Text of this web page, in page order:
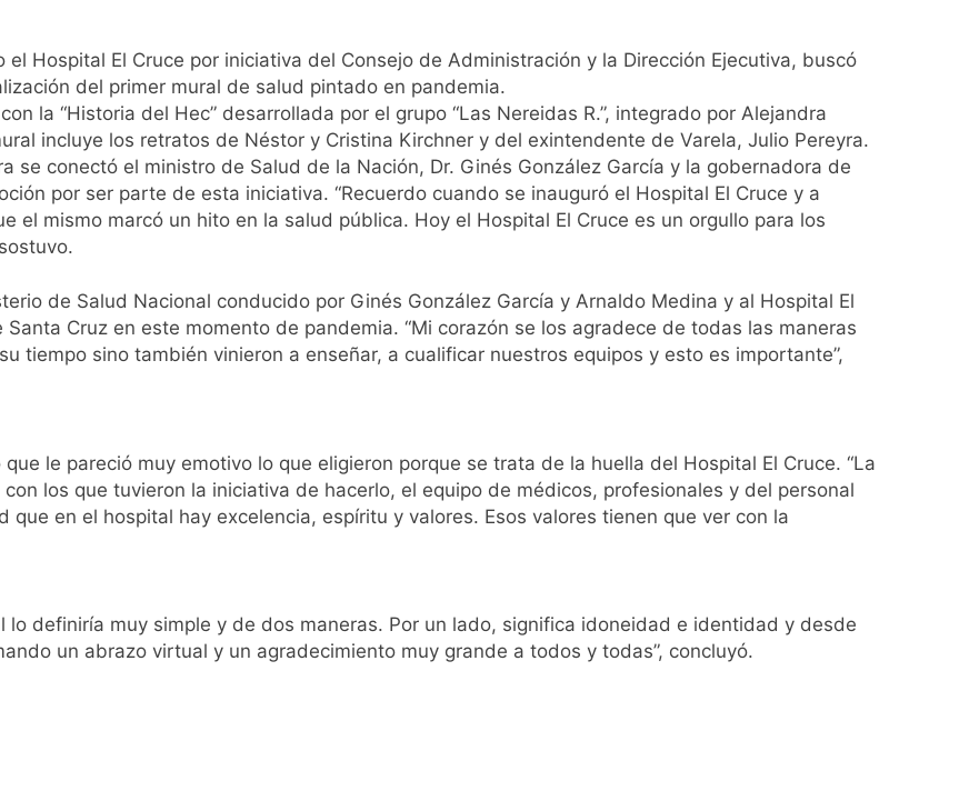
del AMBA: cuándo dejará de llover y llega una ola de frío con mínimas cercanas a 1°C
Ley de Propiedad Privada de Milei
de Seguridad de Quilmes, Hernán Ocampo, tras la difusión de chats privados
que tuvo un «brote psicótico» por consumo con Facundo Moyano
la mayoría y rechazó el pedido del peronismo de girar el proyecto a comisión
Congreso contra el proyecto oficial de Ley de Propiedad Privada
Hospital El Cruce por iniciativa del Consejo de Administración y la Dirección Ejecutiva, buscó
del primer mural de salud pintado en pandemia.
la “Historia del Hec” desarrollada por el grupo “Las Nereidas R.”, integrado por Alejandra
incluye los retratos de Néstor y Cristina Kirchner y del exintendente de Varela, Julio Pereyra.
se conectó el ministro de Salud de la Nación, Dr. Ginés González García y la gobernadora de
por ser parte de esta iniciativa. “Recuerdo cuando se inauguró el Hospital El Cruce y a
el mismo marcó un hito en la salud pública. Hoy el Hospital El Cruce es un orgullo para los
de Salud Nacional conducido por Ginés González García y Arnaldo Medina y al Hospital El
Cruz en este momento de pandemia. “Mi corazón se los agradece de todas las maneras
tiempo sino también vinieron a enseñar, a cualificar nuestros equipos y esto es importante”,
le pareció muy emotivo lo que eligieron porque se trata de la huella del Hospital El Cruce. “La
los que tuvieron la iniciativa de hacerlo, el equipo de médicos, profesionales y del personal
en el hospital hay excelencia, espíritu y valores. Esos valores tienen que ver con la
lo definiría muy simple y de dos maneras. Por un lado, significa idoneidad e identidad y desde
un abrazo virtual y un agradecimiento muy grande a todos y todas”, concluyó.